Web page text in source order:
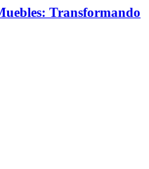
Transformando